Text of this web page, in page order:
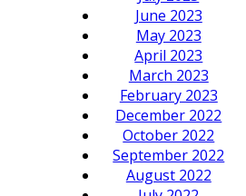
June 2023
May 2023
April 2023
March 2023
February 2023
December 2022
October 2022
September 2022
August 2022